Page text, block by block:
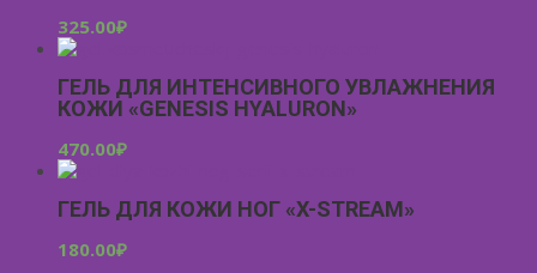
325.00₽
ГЕЛЬ ДЛЯ ИНТЕНСИВНОГО УВЛАЖНЕНИЯ
КОЖИ «GENESIS HYALURON»
470.00₽
ГЕЛЬ ДЛЯ КОЖИ НОГ «X-STREAM»
180.00₽